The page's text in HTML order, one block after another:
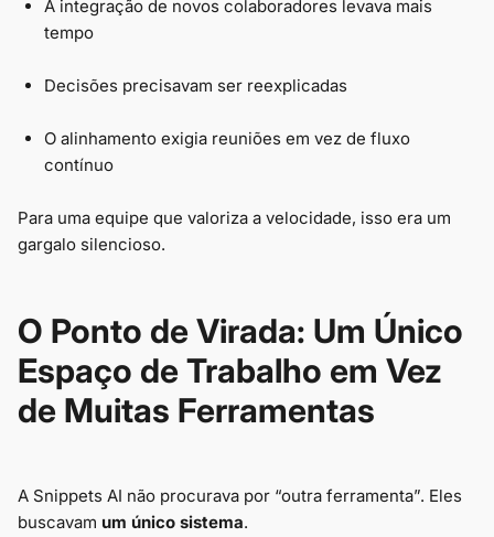
A integração de novos colaboradores levava mais
tempo
Decisões precisavam ser reexplicadas
O alinhamento exigia reuniões em vez de fluxo
contínuo
Para uma equipe que valoriza a velocidade, isso era um
gargalo silencioso.
O Ponto de Virada: Um Único
Espaço de Trabalho em Vez
de Muitas Ferramentas
A Snippets AI não procurava por “outra ferramenta”. Eles
buscavam um único sistema.